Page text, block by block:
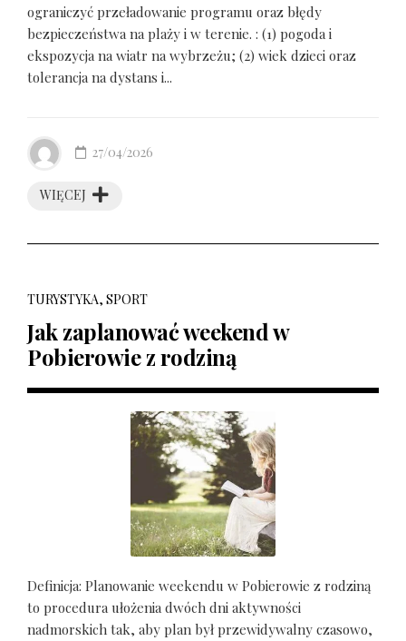
ograniczyć przeładowanie programu oraz błędy
bezpieczeństwa na plaży i w terenie. : (1) pogoda i
ekspozycja na wiatr na wybrzeżu; (2) wiek dzieci oraz
tolerancja na dystans i...
WIĘCEJ
27/04/2026
TURYSTYKA, SPORT
Jak zaplanować weekend w
Pobierowie z rodziną
Definicja: Planowanie weekendu w Pobierowie z rodziną
to procedura ułożenia dwóch dni aktywności
nadmorskich tak, aby plan był przewidywalny czasowo,